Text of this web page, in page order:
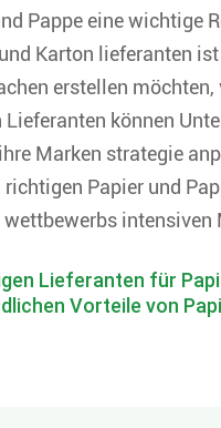
Pappe eine wichtige
Karton lieferanten
erstellen
können
Marken strategie
Papier und
intensiven
Lieferanten für
Vorteile von